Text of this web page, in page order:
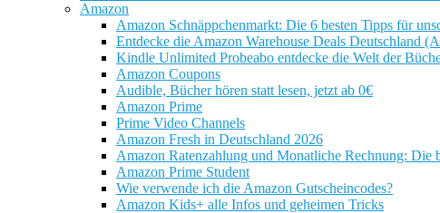
Amazon
Amazon Schnäppchenmarkt: Die 6 besten Tipps für
Entdecke die Amazon Warehouse Deals Deutschland
Kindle Unlimited Probeabo entdecke die Welt der
Amazon Coupons
Audible, Bücher hören statt lesen, jetzt ab 0€
Amazon Prime
Prime Video Channels
Amazon Fresh in Deutschland 2026
Amazon Ratenzahlung und Monatliche Rechnung:
Amazon Prime Student
Wie verwende ich die Amazon Gutscheincodes?
Amazon Kids+ alle Infos und geheimen Tricks